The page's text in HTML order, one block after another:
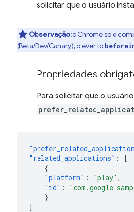
solicitar que o usuário
Observação:o Chrome só é
(Beta/Dev/Canary), o evento
Propriedades
Para solicitar que o
"related_applications" :
[
{
"platform" : "play" ,
"id" :
}
]